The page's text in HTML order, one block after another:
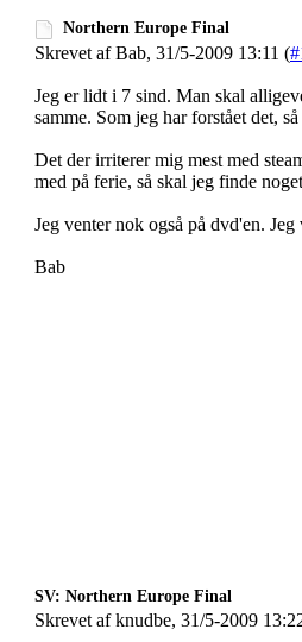
Northern Europe Final
Skrevet af Bab, 31/5-2009 13:11 (
Jeg er lidt i 7 sind. Man skal
samme. Som jeg har forstået det,
Det der irriterer mig mest med
med på ferie, så skal jeg finde
Jeg venter nok også på dvd'en.
Bab
SV: Northern Europe Final
Skrevet af knudbe, 31/5-2009